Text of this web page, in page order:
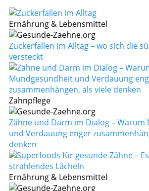
Ernährung & Lebensmittel
Zuckerfallen im Alltag – wo sich die
versteckt
Zahnpflege
Zähne und Darm im Dialog –
und Verdauung enger
denken
Ernährung & Lebensmittel